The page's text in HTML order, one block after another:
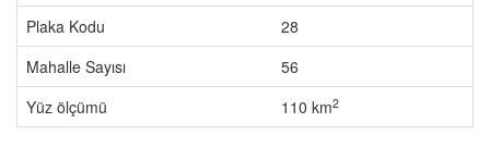
Plaka Kodu
28
Mahalle Sayısı
56
Yüz ölçümü
110 km2